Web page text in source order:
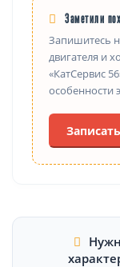
Заметили
Запишитесь
двигателя и
«КатСервис
особенности